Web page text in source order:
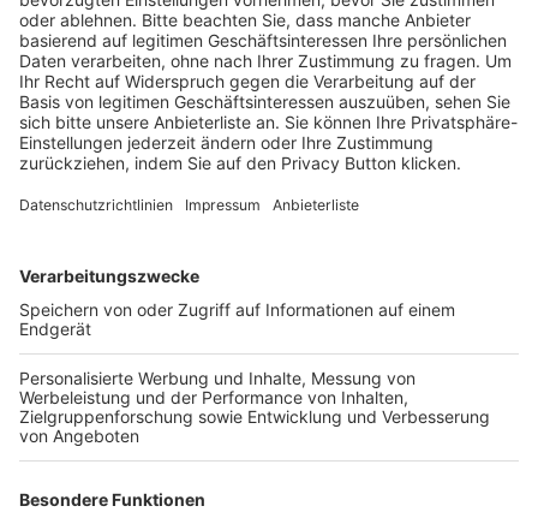
BFV-Geschäftsstellen
Trainerbörse
Login SpielPlus
FOLGE DEM BFV
TOP-VEREINE
TOP-PARTNER